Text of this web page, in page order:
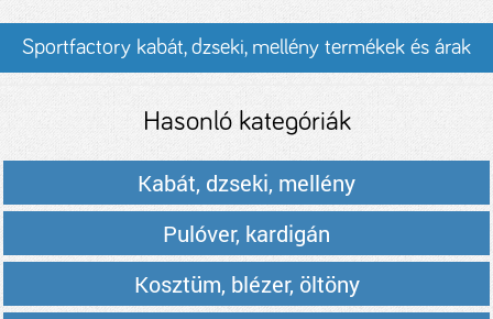
Sportfactory kabát, dzseki, mellény termékek és árak
Hasonló kategóriák
Kabát, dzseki, mellény
Pulóver, kardigán
Kosztüm, blézer, öltöny